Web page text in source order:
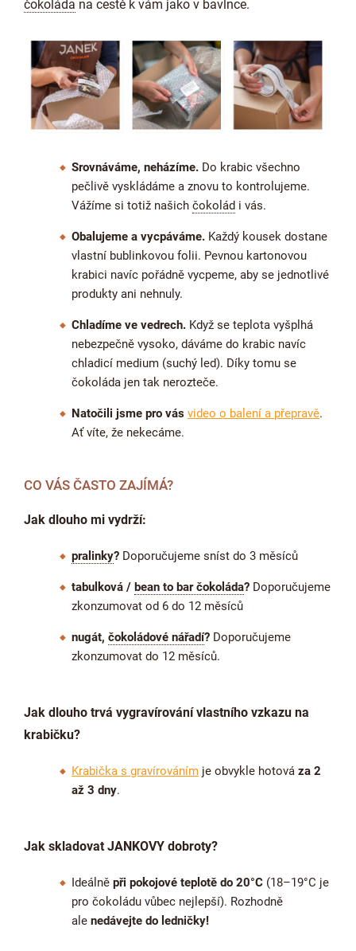
čokoláda na cestě k vám jako v bavlnce.
Srovnáváme, neházíme. Do krabic všechno
pečlivě vyskládáme a znovu to kontrolujeme.
Vážíme si totiž našich čokolád i vás.
Obalujeme a vycpáváme. Každý kousek dostane
vlastní bublinkovou folii. Pevnou kartonovou
krabici navíc pořádně vycpeme, aby se jednotlivé
produkty ani nehnuly.
Chladíme ve vedrech. Když se teplota vyšplhá
nebezpečně vysoko, dáváme do krabic navíc
chladicí medium (suchý led). Díky tomu se
čokoláda jen tak nerozteče.
Natočili jsme pro vás video o balení a přepravě.
Ať víte, že nekecáme.
CO VÁS ČASTO ZAJÍMÁ?
Jak dlouho mi vydrží:
pralinky? Doporučujeme sníst do 3 měsíců
tabulková / bean to bar čokoláda? Doporučujeme
zkonzumovat od 6 do 12 měsíců
nugát, čokoládové nářadí? Doporučujeme
zkonzumovat do 12 měsíců.
Jak dlouho trvá vygravírování vlastního vzkazu na
krabičku?
Krabička s gravírováním je obvykle hotová za 2
až 3 dny.
Jak skladovat JANKOVY dobroty?
Ideálně při pokojové teplotě do 20°C (18–19°C je
pro čokoládu vůbec nejlepší). Rozhodně
ale nedávejte do ledničky!